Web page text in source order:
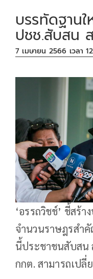
บรรทัดฐาน
ปชช.สับสน
7 เมษายน 2566 เวลา
‘อรรถวิชช์’ ชี้สร้
จำนวนราษฎรสำ
นี้ประชาชนสับสน
กกต. สามารถเปลี่